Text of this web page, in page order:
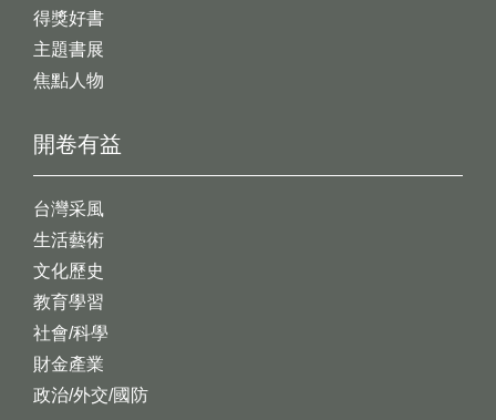
開卷有益
台灣采風
生活藝術
文化歷史
教育學習
社會/科學
財金產業
政治/外交/國防
得獎好書
主題書展
焦點人物